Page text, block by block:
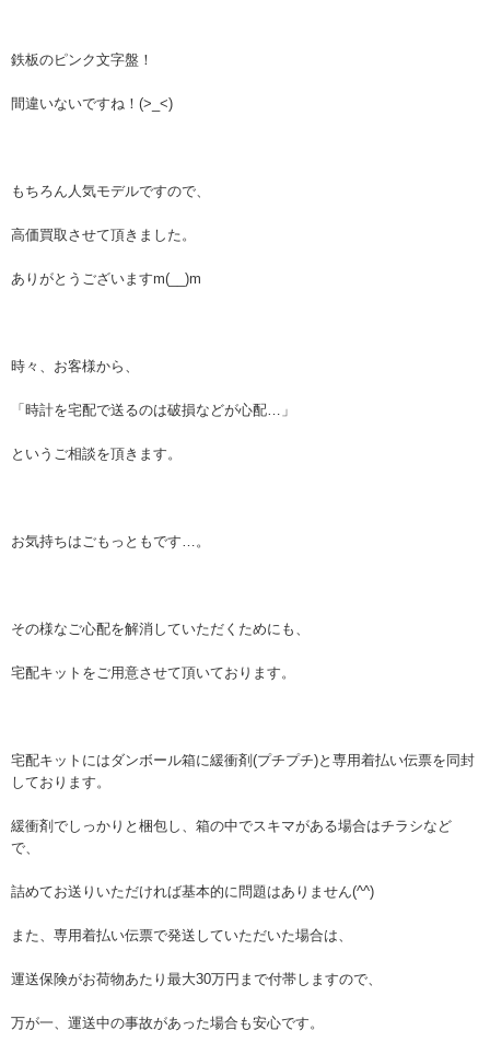
鉄板のピンク文字盤！
間違いないですね！(>_<)
もちろん人気モデルですので、
高価買取させて頂きました。
ありがとうございますm(__)m
時々、お客様から、
「時計を宅配で送るのは破損などが心配…」
というご相談を頂きます。
お気持ちはごもっともです…。
その様なご心配を解消していただくためにも、
宅配キットをご用意させて頂いております。
宅配キットにはダンボール箱に緩衝剤(プチプチ)と専用着払い伝票を同封
しております。
緩衝剤でしっかりと梱包し、箱の中でスキマがある場合はチラシなど
で、
詰めてお送りいただければ基本的に問題はありません(^^)
また、専用着払い伝票で発送していただいた場合は、
運送保険がお荷物あたり最大30万円まで付帯しますので、
万が一、運送中の事故があった場合も安心です。